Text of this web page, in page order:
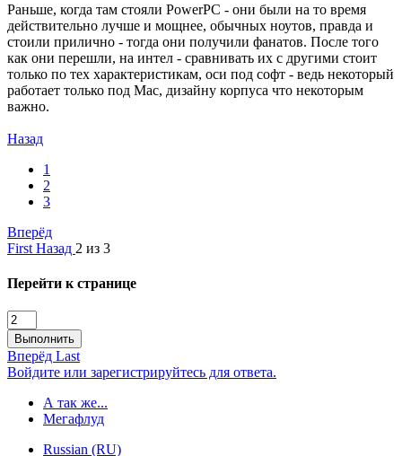
Раньше, когда там стояли PowerPC - они были на то время
действительно лучше и мощнее, обычных ноутов, правда и
стоили прилично - тогда они получили фанатов. После того
как они перешли, на интел - сравнивать их с другими стоит
только по тех характеристикам, оси под софт - ведь некоторый
работает только под Мас, дизайну корпуса что некоторым
важно.
Назад
1
2
3
Вперёд
First Назад 2 из 3
Перейти к странице
Выполнить
Вперёд Last
Войдите или зарегистрируйтесь для ответа.
А так же...
Мегафлуд
Russian (RU)